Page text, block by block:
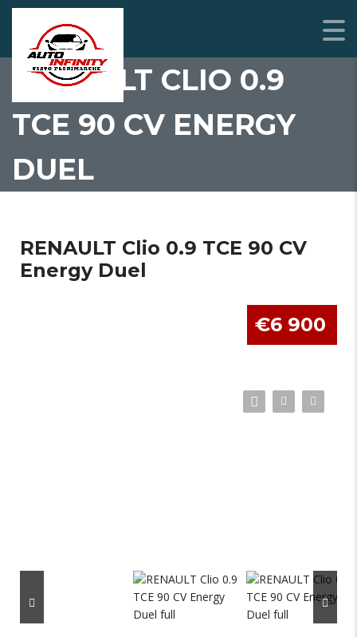
RENAULT CLIO 0.9
TCE 90 CV ENERGY
DUEL
RENAULT Clio 0.9 TCE 90 CV
Energy Duel
€6 900